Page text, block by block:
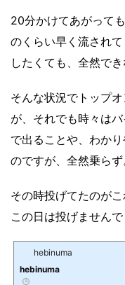
20分かけてあがって
のくらい早く流され
したくても、全然でき
そんな状況でトップ
が、それでも時々は
で出ることや、わか
のですが、全然乗らず
その時投げてたのが
この日は投げませんで
hebinuma
hebinuma